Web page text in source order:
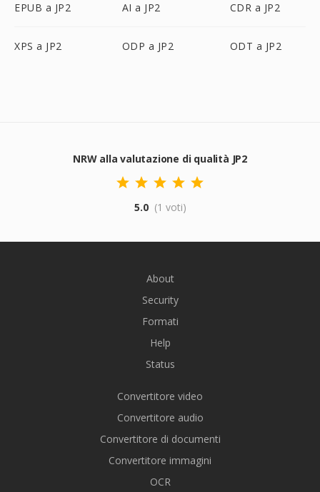
EPUB a JP2 AI a JP2 CDR a JP2
XPS a JP2 ODP a JP2 ODT a JP2
NRW alla valutazione di qualità JP2
5.0 (1 voti)
About
Security
Formati
Help
Status
Convertitore video
Convertitore audio
Convertitore di documenti
Convertitore immagini
OCR